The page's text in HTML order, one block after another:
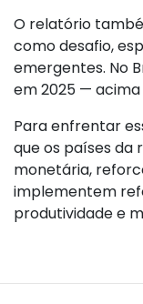
O relatório
como desafio,
emergentes. No
em 2025 —
Para enfrentar
que os países da
monetária,
implementem
produtividade e